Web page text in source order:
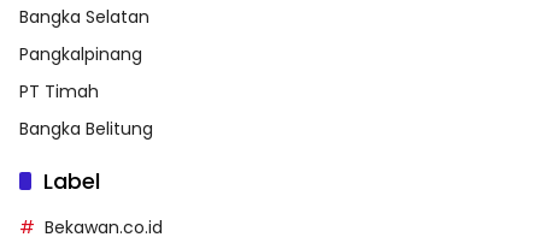
Bangka Selatan
Pangkalpinang
PT Timah
Bangka Belitung
Label
Bekawan.co.id